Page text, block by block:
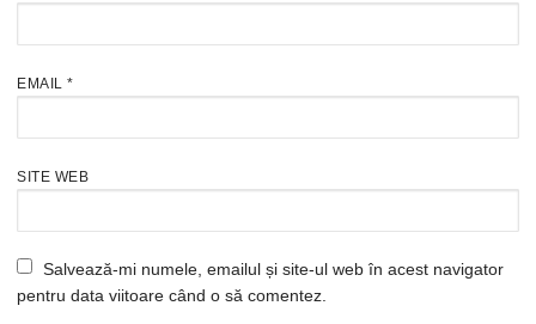
EMAIL *
SITE WEB
Salvează-mi numele, emailul și site-ul web în acest navigator
pentru data viitoare când o să comentez.